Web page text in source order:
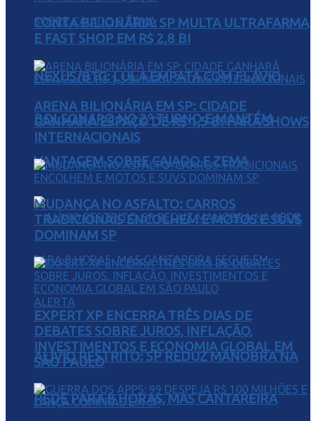
NEXUS/BTG: LULA EMPATA COM FLÁVIO
BOLSONARO NO 2º TURNO E MANTÉM
VANTAGEM SOBRE CAIADO E ZEMA
ALÍVIO RESTRITO: SP REDUZ MANOBRA NA
REDE PARA 8 HORAS, MAS CANTAREIRA
CONTA BILIONÁRIA: SP MULTA ULTRAFARMA
E FAST SHOP EM R$ 2,8 BI
ARENA BILIONÁRIA EM SP: CIDADE
GANHARÁ ESPAÇO DE R$ 1,5 BI PARA SHOWS
INTERNACIONAIS
MUDANÇA NO ASFALTO: CARROS
TRADICIONAIS ENCOLHEM E MOTOS E SUVS
DOMINAM SP
EXPERT XP ENCERRA TRÊS DIAS DE
DEBATES SOBRE JUROS, INFLAÇÃO,
INVESTIMENTOS E ECONOMIA GLOBAL EM
SÃO PAULO